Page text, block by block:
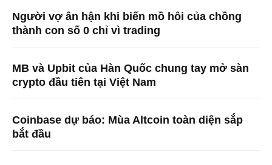
Người vợ ân hận khi biến mồ hôi của chồng
thành con số 0 chỉ vì trading
MB và Upbit của Hàn Quốc chung tay mở sàn
crypto đầu tiên tại Việt Nam
Coinbase dự báo: Mùa Altcoin toàn diện sắp
bắt đầu